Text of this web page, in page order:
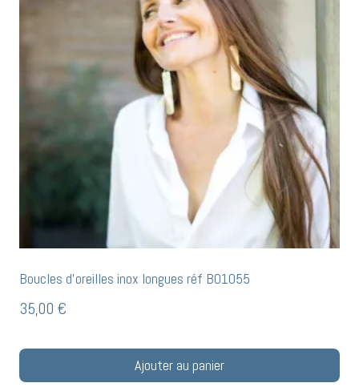
Boucles d’oreilles inox longues réf BO1055
35,00 €
Ajouter au panier